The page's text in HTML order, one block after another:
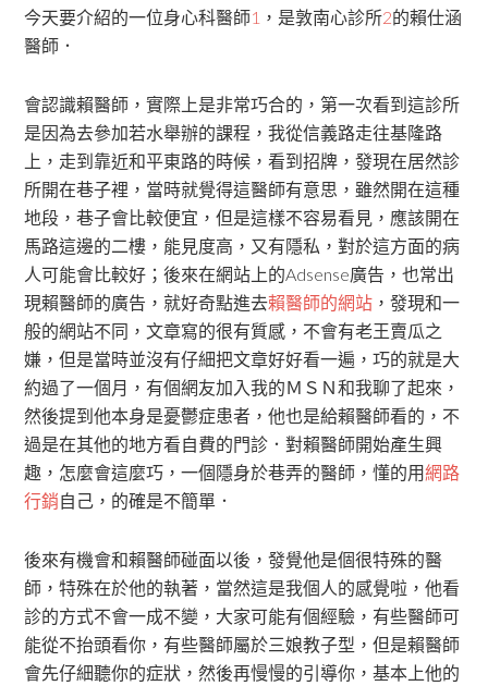
今天要介紹的一位身心科醫師1 ，是敦南心診所2的賴仕涵
醫師．
會認識賴醫師，實際上是非常巧合的，第一次看到這診所
是因為去參加若水舉辦的課程，我從信義路走往基隆路
上，走到靠近和平東路的時候，看到招牌，發現在居然診
所開在巷子裡，當時就覺得這醫師有意思，雖然開在這種
地段，巷子會比較便宜，但是這樣不容易看見，應該開在
馬路這邊的二樓，能見度高，又有隱私，對於這方面的病
人可能會比較好；後來在網站上的Adsense廣告，也常出
現賴醫師的廣告，就好奇點進去賴醫師的網站 ，發現和一
般的網站不同，文章寫的很有質感，不會有老王賣瓜之
嫌，但是當時並沒有仔細把文章好好看一遍，巧的就是大
約過了一個月，有個網友加入我的ＭＳＮ和我聊了起來，
然後提到他本身是憂鬱症患者，他也是給賴醫師看的，不
過是在其他的地方看自費的門診．對賴醫師開始產生興
趣，怎麼會這麼巧，一個隱身於巷弄的醫師，懂的用網路
行銷自己，的確是不簡單．
後來有機會和賴醫師碰面以後，發覺他是個很特殊的醫
師，特殊在於他的執著，當然這是我個人的感覺啦，他看
診的方式不會一成不變，大家可能有個經驗，有些醫師可
能從不抬頭看你，有些醫師屬於三娘教子型，但是賴醫師
會先仔細聽你的症狀，然後再慢慢的引導你，基本上他的